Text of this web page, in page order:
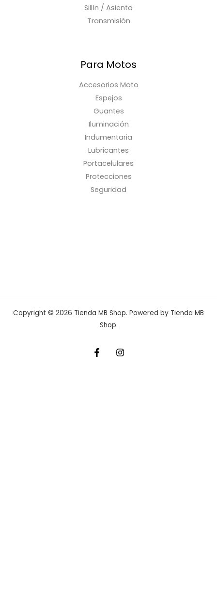
Sillín / Asiento
Transmisión
Para Motos
Accesorios Moto
Espejos
Guantes
Iluminación
Indumentaria
Lubricantes
Portacelulares
Protecciones
Seguridad
Copyright © 2026 Tienda MB Shop. Powered by Tienda MB
Shop.